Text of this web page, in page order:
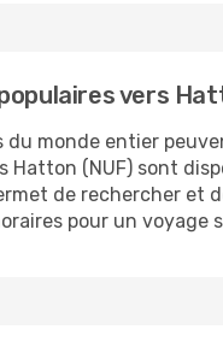
vers
du monde entier
Hatton (NUF) sont
de rechercher et
pour un voyage